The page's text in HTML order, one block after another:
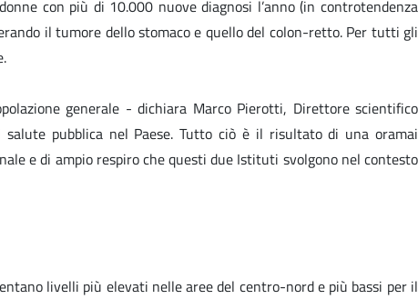
con più di 10.000 nuove diagnosi l’anno (in controtendenza
il tumore dello stomaco e quello del colon-retto. Per tutti gli
generale - dichiara Marco Pierotti, Direttore scientifico
pubblica nel Paese. Tutto ciò è il risultato di una oramai
e di ampio respiro che questi due Istituti svolgono nel contesto
livelli più elevati nelle aree del centro-nord e più bassi per il